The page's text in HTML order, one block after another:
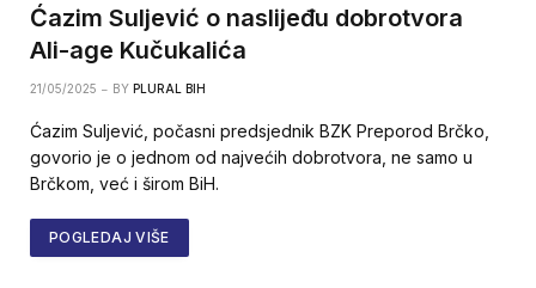
Ćazim Suljević o naslijeđu dobrotvora
Ali-age Kučukalića
21/05/2025 BY PLURAL BIH
Ćazim Suljević, počasni predsjednik BZK Preporod Brčko,
govorio je o jednom od najvećih dobrotvora, ne samo u
Brčkom, već i širom BiH.
POGLEDAJ VIŠE